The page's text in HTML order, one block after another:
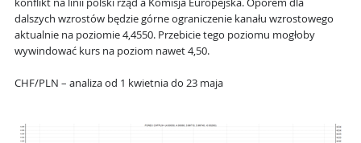
konflikt na linii polski rząd a Komisja Europejska. Oporem dla
dalszych wzrostów będzie górne ograniczenie kanału wzrostowego
aktualnie na poziomie 4,4550. Przebicie tego poziomu mogłoby
wywindować kurs na poziom nawet 4,50.
CHF/PLN – analiza od 1 kwietnia do 23 maja